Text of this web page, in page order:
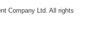
Company Ltd. All rights